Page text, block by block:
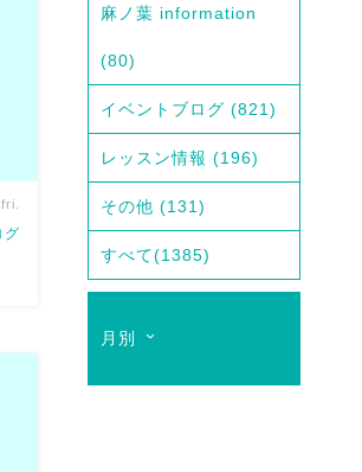
麻ノ葉 information
(80)
イベントブログ (821)
レッスン情報 (196)
その他 (131)
すべて(1385)
月別
さ
fri.
グ